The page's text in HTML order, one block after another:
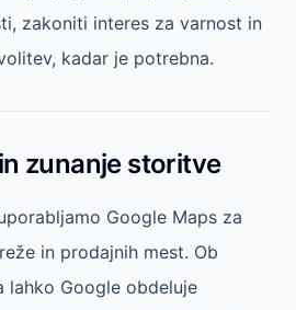
zakoniti interes za varnost in
kadar je potrebna.
zunanje storitve
Google Maps za
in prodajnih mest. Ob
lahko Google obdeluje